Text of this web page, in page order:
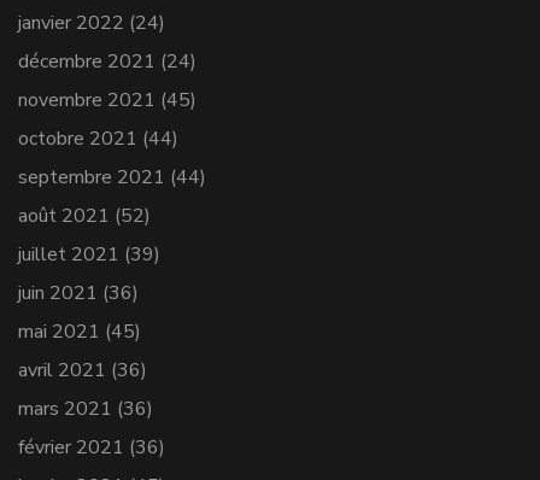
janvier 2022 (24)
décembre 2021 (24)
novembre 2021 (45)
octobre 2021 (44)
septembre 2021 (44)
août 2021 (52)
juillet 2021 (39)
juin 2021 (36)
mai 2021 (45)
avril 2021 (36)
mars 2021 (36)
février 2021 (36)